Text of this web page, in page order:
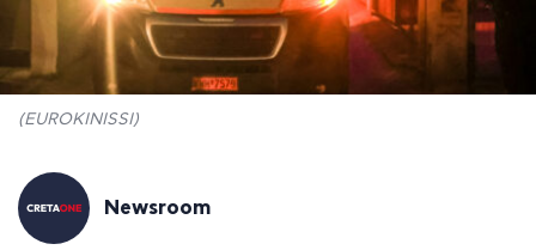
(EUROKINISSI)
Newsroom